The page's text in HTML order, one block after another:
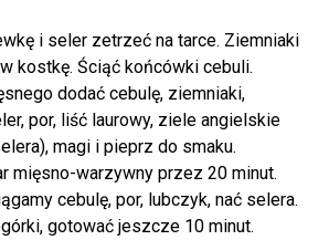
i seler zetrzeć na tarce. Ziemniaki
kostkę. Ściąć końcówki cebuli.
dodać cebulę, ziemniaki,
por, liść laurowy, ziele angielskie
magi i pieprz do smaku.
mięsno-warzywny przez 20 minut.
cebulę, por, lubczyk, nać selera.
gotować jeszcze 10 minut.